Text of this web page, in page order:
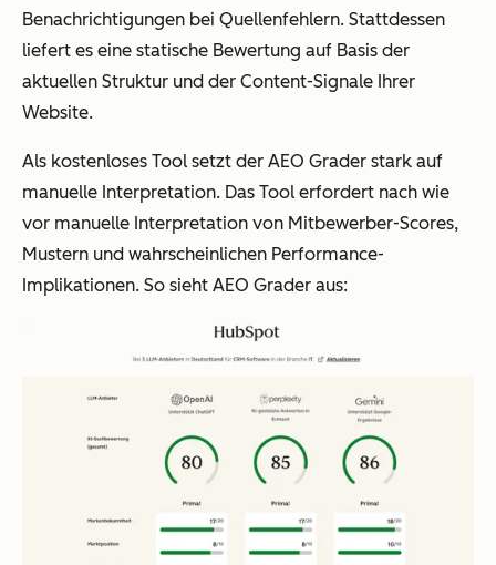
Benachrichtigungen bei Quellenfehlern. Stattdessen
liefert es eine statische Bewertung auf Basis der
aktuellen Struktur und der Content-Signale Ihrer
Website.
Als kostenloses Tool setzt der AEO Grader stark auf
manuelle Interpretation. Das Tool erfordert nach wie
vor manuelle Interpretation von Mitbewerber-Scores,
Mustern und wahrscheinlichen Performance-
Implikationen. So sieht AEO Grader aus: